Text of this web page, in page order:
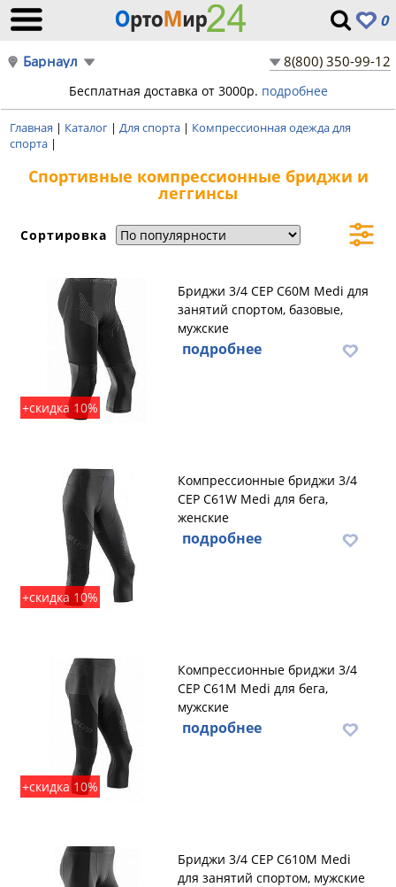
0
Барнаул 8(800) 350-99-12
Бесплатная доставка от 3000р. подробнее
Главная | Каталог | Для спорта | Компрессионная одежда для
спорта |
Спортивные компрессионные бриджи и
леггинсы
Сортировка
+скидка 10%
Бриджи 3/4 CEP C60M Medi для
занятий спортом, базовые,
мужские
подробнее
+скидка 10%
Компрессионные бриджи 3/4
CEP C61W Medi для бега,
женские
подробнее
+скидка 10%
Компрессионные бриджи 3/4
CEP C61M Medi для бега,
мужские
подробнее
Бриджи 3/4 CEP C610M Medi
для занятий спортом, мужские